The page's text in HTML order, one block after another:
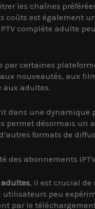
les chaînes
coûts est également
complète adulte
par certaines
nouveautés, aux
aux adultes.
dans une
permet désormais un
formats de
abonnements
adultes, il est crucial de
peu
par le